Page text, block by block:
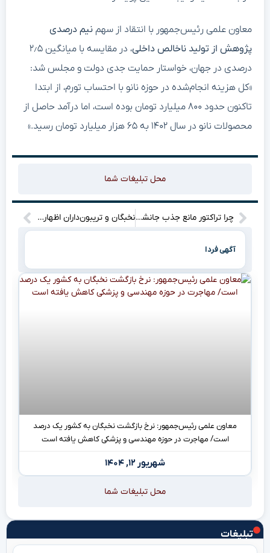
تبلیغات
معاون علمی رئیس‌جمهور با انتقاد از سهم نیم درصدی
پژوهش از تولید ناخالص داخلی
، در مقایسه با میانگین ۲٫۵
درصدی در جهان، خواستار حمایت جدی دولت و مجلس شد:
«کل هزینه انجام‌شده در حوزه نانو با احتساب تورم، از ابتدا
تاکنون حدود ۸۰۰ میلیارد تومان بوده است، اما درآمد حاصل از
محصولات نانو در سال ۱۴۰۲ به ۶۵ هزار میلیارد تومان رسید.»
محل تبلیغات شما
چرا تراکتور مانع جذب جانشین بیرانوند شد؟ نخبگان و تریبون‌داران اظهاراتی مطرح نکنند که موجب کاهش وحدت و انسجام ملی شود
آگهی فردا
معاون علمی رئیس‌جمهور: نرخ بازگشت نخبگان به کشور یک درصد
است/ مهاجرت در حوزه مهندسی و پزشکی کاهش یافته است
شهریور ۱۲, ۱۴۰۴
محل تبلیغات شما